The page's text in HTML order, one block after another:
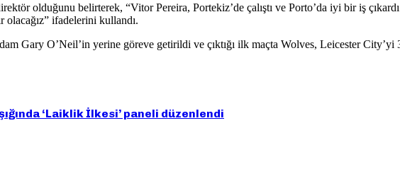
olduğunu belirterek, “Vitor Pereira, Portekiz’de çalıştı ve Porto’da iyi bir iş
ifadelerini kullandı.
Gary O’Neil’in yerine göreve getirildi ve çıktığı ilk maçta Wolves, Leicester City’yi
‘Laiklik İlkesi’ paneli düzenlendi